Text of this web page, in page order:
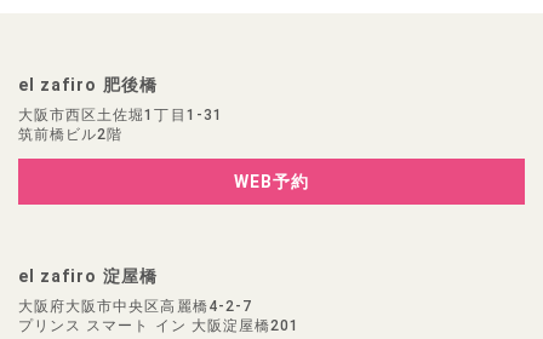
el zafiro 肥後橋
大阪市西区土佐堀1丁目1-31
筑前橋ビル2階
WEB予約
el zafiro 淀屋橋
大阪府大阪市中央区高麗橋4-2-7
プリンス スマート イン 大阪淀屋橋201